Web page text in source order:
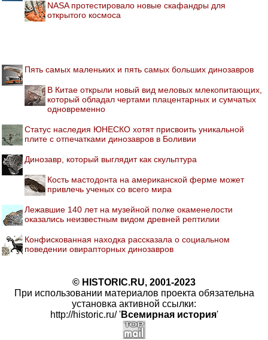
NASA протестировало новые скафандры для
открытого космоса
Пять самых маленьких и пять самых больших динозавров
В Китае открыли новый вид меловых млекопитающих,
который обладал чертами плацентарных и сумчатых
одновременно
Статус наследия ЮНЕСКО хотят присвоить уникальной
плите с отпечатками динозавров в Боливии
Динозавр, который выглядит как скульптура
Кость мастодонта на американской ферме может
привлечь ученых со всего мира
Лежавшие 140 лет на музейной полке окаменелости
оказались неизвестным видом древней рептилии
Конфискованная находка рассказала о социальном
поведении овирапторных динозавров
© HISTORIC.RU, 2001-2023
При использовании материалов проекта обязательна
установка активной ссылки:
http://historic.ru/ 'Всемирная история'